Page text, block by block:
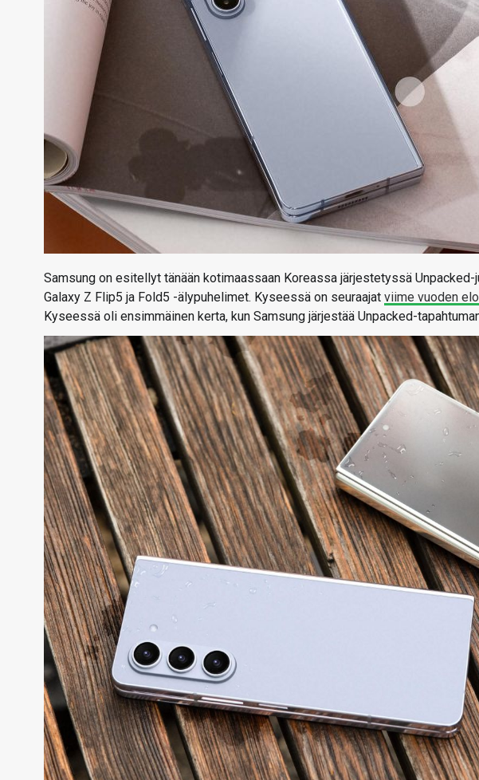
Samsung on esitellyt tänään kotimaassaan Koreassa järjestetyssä
Galaxy Z Flip5 ja Fold5 -älypuhelimet. Kyseessä on seuraajat viime vuoden
Kyseessä oli ensimmäinen kerta, kun Samsung järjestää Unpacked-